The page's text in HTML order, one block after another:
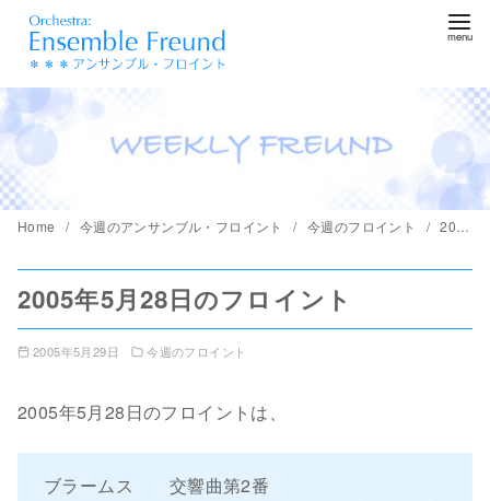
ツ
へ
移
Home 今週のアンサンブル・フロイント 今週のフロイント 2005年5月28日のフロイント
2005年5月28日のフロイント
2005年5月29日 今週のフロイント
2005年5月28日のフロイントは、
ブラームス 交響曲第2番